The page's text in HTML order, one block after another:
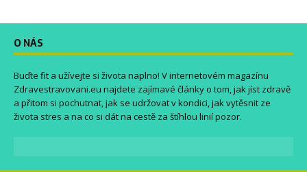
O NÁS
Buďte fit a užívejte si života naplno! V internetovém magazínu
Zdravestravovani.eu najdete zajímavé články o tom, jak jíst zdravě
a přitom si pochutnat, jak se udržovat v kondici, jak vytěsnit ze
života stres a na co si dát na cestě za štíhlou linií pozor.